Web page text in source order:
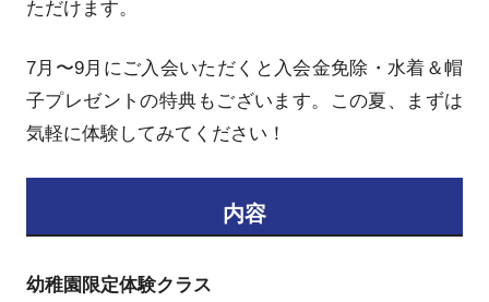
ただけます。
7月〜9月にご入会いただくと入会金免除・水着＆帽
子プレゼントの特典もございます。この夏、まずは
気軽に体験してみてください！
内容
幼稚園限定体験クラス